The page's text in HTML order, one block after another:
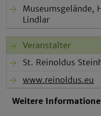
Museumsgelände,
Lindlar
Veranstalter
St. Reinoldus
www.reinoldus.eu
Weitere